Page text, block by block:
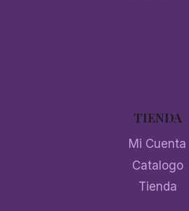
TIENDA
Mi Cuenta
Catalogo
Tienda